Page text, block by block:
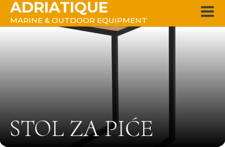
ADRIATIQUE
MARINE & OUTDOOR EQUIPMENT
STOL ZA PIĆE